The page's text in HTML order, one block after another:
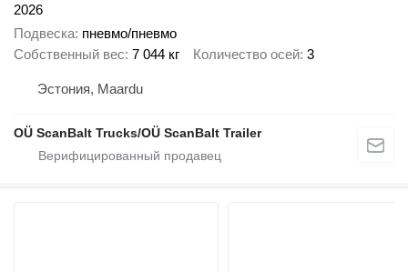
2026
Подвеска пневмо/пневмо
Собственный вес 7 044 кг Количество осей 3
Эстония, Maardu
OÜ ScanBalt Trucks/OÜ ScanBalt Trailer